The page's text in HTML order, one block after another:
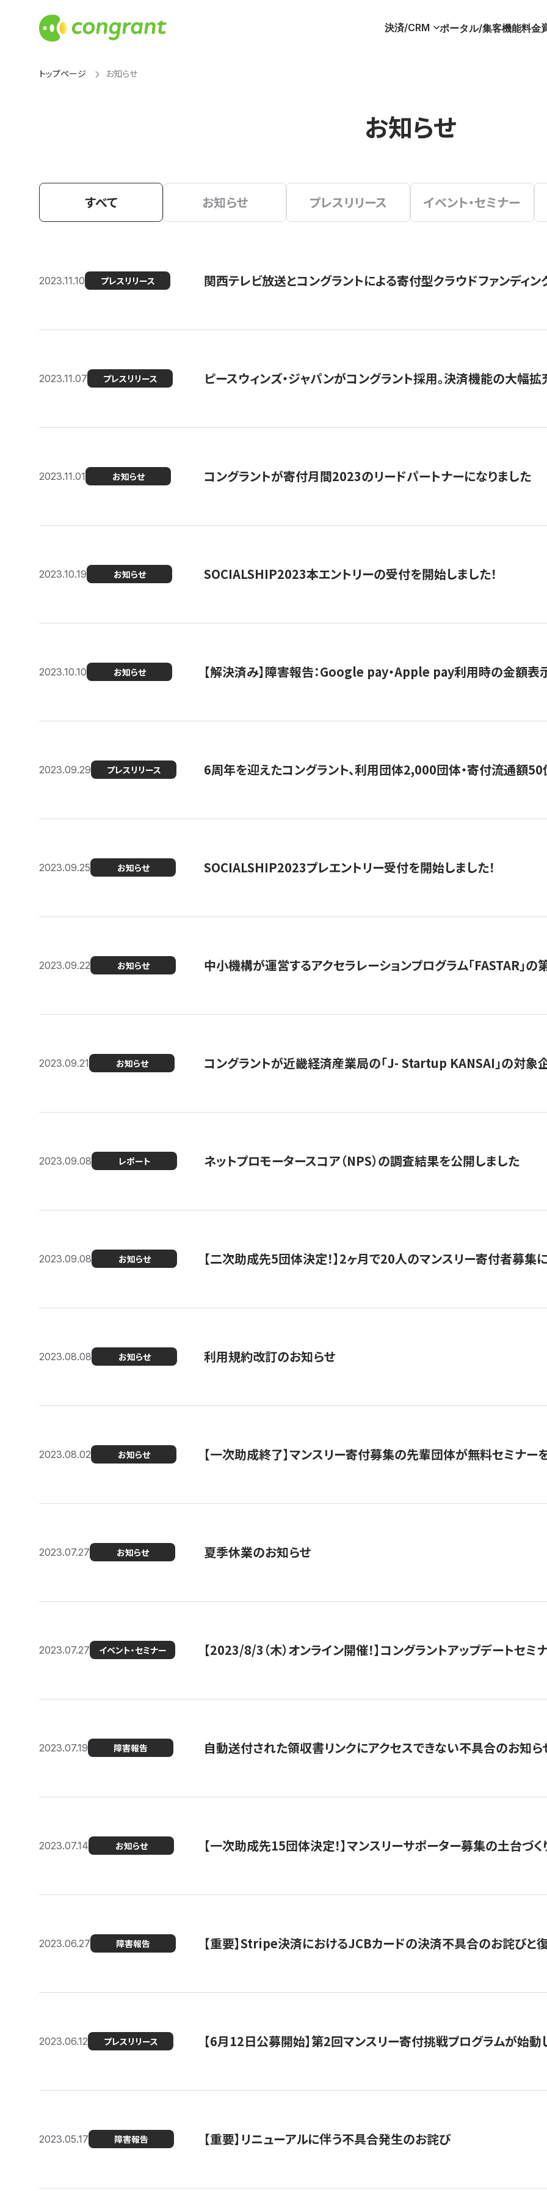
決済/CRM ポータル/集客機能料金
トップページ お知らせ
お知らせ
すべて お知らせ プレスリリース イベント・セミナー
2023.11.10 プレスリリース 関西テレビ放送とコングラントによる寄付型クラウドファンディ
2023.11.07 プレスリリース ピースウィンズ・ジャパンがコングラント採用。決済機能の大幅
2023.11.01 お知らせ コングラントが寄付月間2023のリードパートナーになりました
2023.10.19 お知らせ SOCIALSHIP2023本エントリーの受付を開始しました！
2023.10.10 お知らせ 【解決済み】障害報告：Google pay・Apple pay利用時の金額表
2023.09.29 プレスリリース 6周年を迎えたコングラント、利用団体2,000団体・寄付流通額50
2023.09.25 お知らせ SOCIALSHIP2023プレエントリー受付を開始しました！
2023.09.22 お知らせ 中小機構が運営するアクセラレーションプログラム「FASTAR」
2023.09.21 お知らせ コングラントが近畿経済産業局の「J- Startup KANSAI」の対象
2023.09.08 レポート ネットプロモータースコア（NPS）の調査結果を公開しました
2023.09.08 お知らせ 【二次助成先5団体決定！】2ヶ月で20人のマンスリー寄付者募集
2023.08.08 お知らせ 利用規約改訂のお知らせ
2023.08.02 お知らせ 【一次助成終了】マンスリー寄付募集の先輩団体が無料セミナー
2023.07.27 お知らせ 夏季休業のお知らせ
2023.07.27 イベント・セミナー 【2023/8/3（木）オンライン開催！】コングラントアップデートセ
2023.07.19 障害報告 自動送付された領収書リンクにアクセスできない不具合のお知ら
2023.07.14 お知らせ 【一次助成先15団体決定！】マンスリーサポーター募集の土台づ
2023.06.27 障害報告 【重要】Stripe決済におけるJCBカードの決済不具合のお詫びと
2023.06.12 プレスリリース 【6月12日公募開始】第2回マンスリー寄付挑戦プログラムが始動
2023.05.17 障害報告 【重要】リニューアルに伴う不具合発生のお詫び